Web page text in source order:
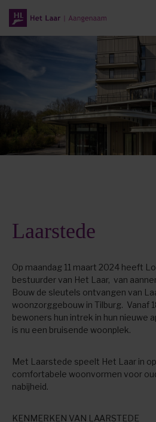
Laarstede
Op maandag 11 maart 2024 heeft
bestuurder van Het Laar, van
Bouw de sleutels ontvangen van
woonzorggebouw in Tilburg. Vanaf
bewoners hun intrek in hun nieuwe
is nu een bruisende woonplek.
Met Laarstede speelt Het Laar in
comfortabele woonvormen voor
nabijheid.
KENMERKEN VAN LAARSTEDE